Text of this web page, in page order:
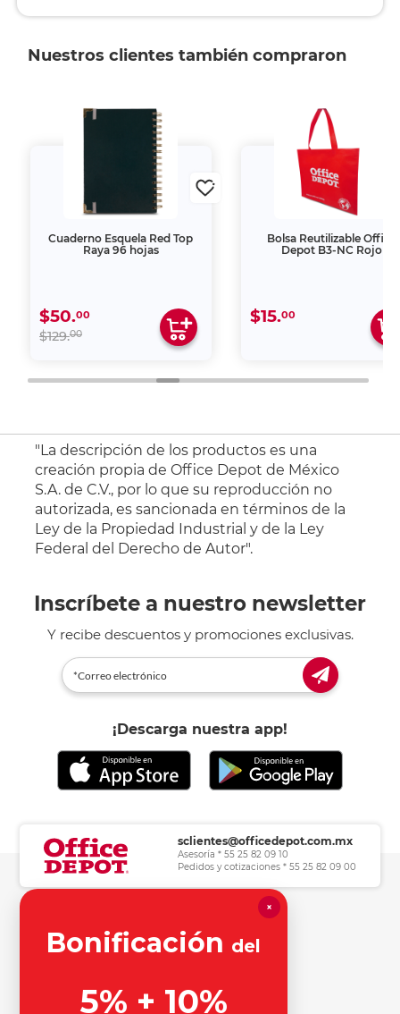
Nuestros clientes también compraron
Cuaderno Esquela Red Top
Raya 96 hojas
$50.00
$129.00
Bolsa Reutilizable Office
Depot B3-NC Rojo
$15.00
"La descripción de los productos es una
creación propia de Office Depot de México
S.A. de C.V., por lo que su reproducción no
autorizada, es sancionada en términos de la
Ley de la Propiedad Industrial y de la Ley
Federal del Derecho de Autor".
Inscríbete a nuestro newsletter
Y recibe descuentos y promociones exclusivas.
¡Descarga nuestra app!
sclientes@officedepot.com.mx
Asesoría * 55 25 82 09 10
Pedidos y cotizaciones * 55 25 82 09 00
Herramientas de consulta
×
Bonificación del
5% + 10%